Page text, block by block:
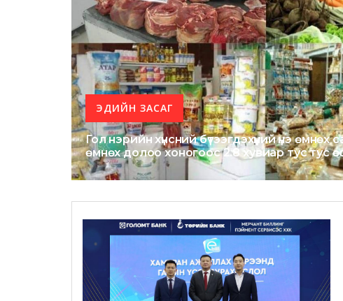
ЭДИЙН ЗАСАГ
Гол нэрийн хүнсний бүтээгдэхүүний үнэ
өмнөх долоо хоногоос 2.8 хувиар тус тус